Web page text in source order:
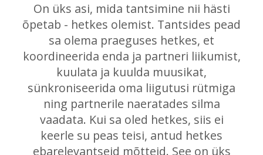
On üks asi, mida tantsimine nii hästi
õpetab - hetkes olemist. Tantsides pead
sa olema praeguses hetkes, et
koordineerida enda ja partneri liikumist,
kuulata ja kuulda muusikat,
sünkroniseerida oma liigutusi rütmiga
ning partnerile naeratades silma
vaadata. Kui sa oled hetkes, siis ei
keerle su peas teisi, antud hetkes
ebarelevantseid mõtteid. See on üks